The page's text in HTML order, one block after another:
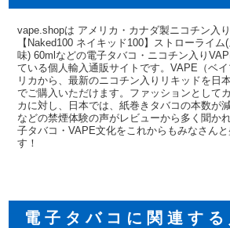
vape.shopは アメリカ・カナダ製ニコチン入
【Naked100 ネイキッド100】ストローライ
味) 60mlなどの電子タバコ・ニコチン入り
ている個人輸入通販サイトです。VAPE（ベ
リカから、最新のニコチン入りリキッドを日
でご購入いただけます。ファッションとして
カに対し、日本では、紙巻きタバコの本数が
などの禁煙体験の声がレビューから多く聞か
子タバコ・VAPE文化をこれからもみなさん
す！
電子タバコに関連する